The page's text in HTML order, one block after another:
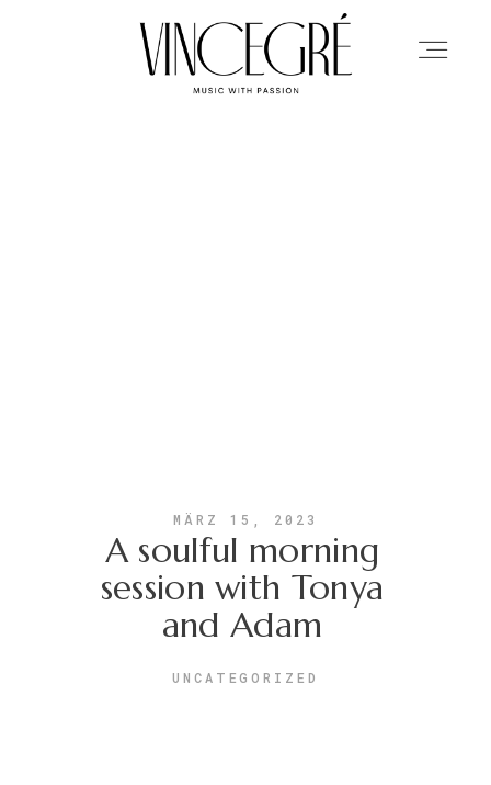
MÄRZ 15, 2023
A soulful morning
session with Tonya
and Adam
UNCATEGORIZED